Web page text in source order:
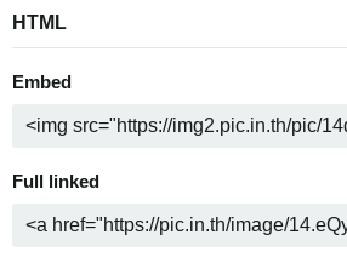
HTML
Embed
Full linked